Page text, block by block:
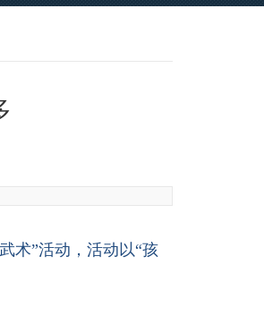
术”活动，活动以“孩